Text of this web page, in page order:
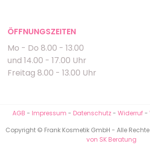
ÖFFNUNGSZEITEN
Mo - Do 8.00 - 13.00
und 14.00 - 17.00 Uhr
Freitag 8.00 - 13.00 Uhr
AGB - Impressum - Datenschutz- Widerruf-
Copyright © Frank Kosmetik GmbH - Alle
von SK Beratung